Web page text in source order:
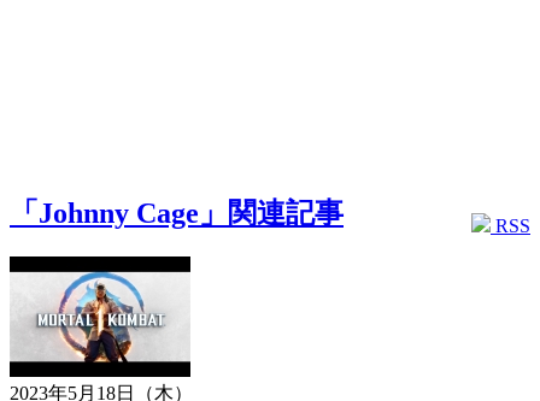
RSS
「Johnny Cage」関連記事
2023年5月18日（木）